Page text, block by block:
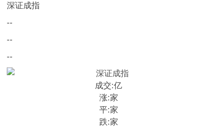
深证成指
--
--
--
成交:亿
涨:家
平:家
跌:家